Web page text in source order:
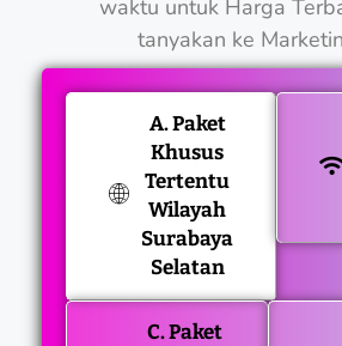
waktu untuk Harga
tanyakan ke
A. Paket
Khusus
Tertentu
Wilayah
Surabaya
Selatan
C. Paket